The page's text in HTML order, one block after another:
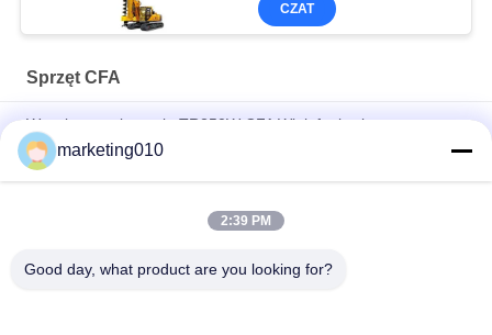
CZAT
Sprzęt CFA
Wysoka moc kopania TR250W CFA Wielofunkcyjny
profesjonalny młot hydrauliczny Wiertnica obrotowa Pile Driver
Zaawansowana wiertarka z długim żurawiem.
Roboty budowlane Średnica odwiertu 800 mm Fundament
marketing010
2:39 PM
Good day, what product are you looking for?